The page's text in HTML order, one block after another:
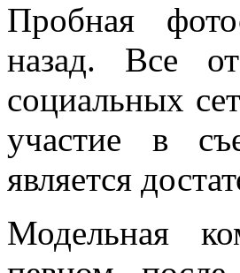
Пробная
назад. Все
социальных
участие в
является
Модельная